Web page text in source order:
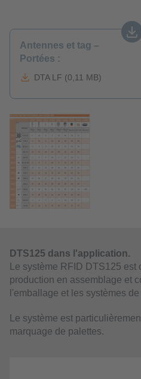
Antennes et tag –
Portées :
DTA LF (0,11 MB)
DTS125 dans l'application.
Le système RFID DTS125
production en assemblage et
l'emballage et les systèmes
Le système est
marquage de palettes.